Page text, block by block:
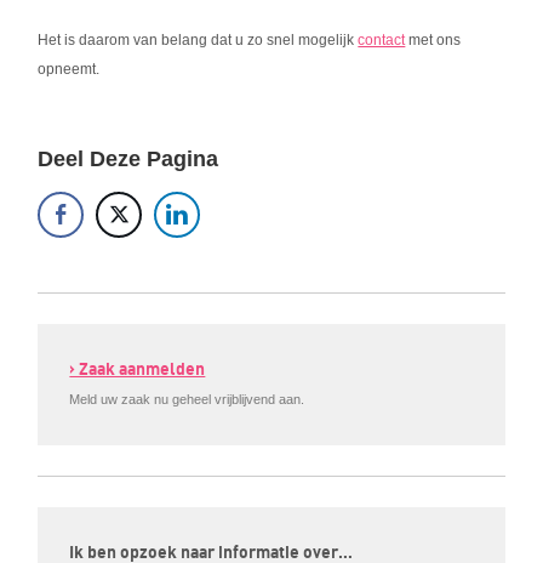
Het is daarom van belang dat u zo snel mogelijkcontactmet ons
opneemt.
Deel Deze Pagina
› Zaak aanmelden
Meld uw zaak nu geheel vrijblijvend aan.
Ik ben opzoek naar informatie over…